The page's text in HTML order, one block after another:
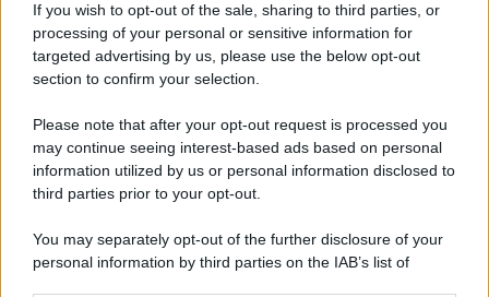
If you wish to opt-out of the sale, sharing to third parties, or
processing of your personal or sensitive information for
targeted advertising by us, please use the below opt-out
section to confirm your selection.
Please note that after your opt-out request is processed you
may continue seeing interest-based ads based on personal
information utilized by us or personal information disclosed to
third parties prior to your opt-out.
You may separately opt-out of the further disclosure of your
personal information by third parties on the IAB’s list of